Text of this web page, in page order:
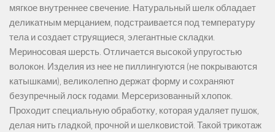
мягкое внутреннее свечение. Натуральный шелк обладает
деликатным мерцанием, подстраивается под температуру
тела и создает струящиеся, элегантные складки.
Мериносовая шерсть. Отличается высокой упругостью
волокон. Изделия из нее не пиллингуются (не покрываются
катышками), великолепно держат форму и сохраняют
безупречный лоск годами. Мерсеризованный хлопок.
Проходит специальную обработку, которая удаляет пушок,
делая нить гладкой, прочной и шелковистой. Такой трикотаж